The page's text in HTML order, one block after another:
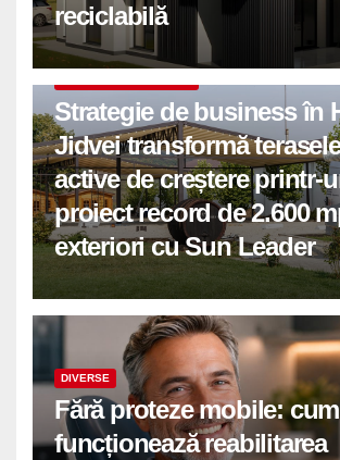
reciclabilă
Strategie de business în
Jidvei transformă
active de creștere printr-
proiect record de 2.600
exteriori cu Sun Leader
DIVERSE
Fără proteze mobile: cum
funcționează reabilitarea